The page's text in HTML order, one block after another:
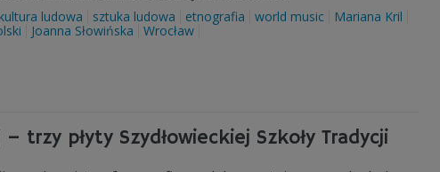
kultura ludowa sztuka ludowa etnografia world music
Mariana Kril
Joanna Słowińska Wrocław
trzy płyty Szydłowieckiej Szkoły Tradycji